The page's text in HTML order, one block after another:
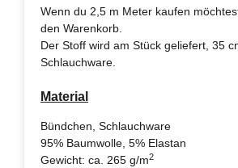
Wenn du 2,5 m Meter kaufen
den Warenkorb.
Der Stoff wird am Stück geliefert, 35
Schlauchware.
Material
Bündchen, Schlauchware
95% Baumwolle, 5% Elastan
Gewicht: ca. 265 g/m2